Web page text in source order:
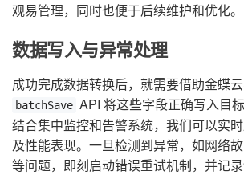
观易管理，同时也便于后续维护和优化。
数据写入与异常处理
成功完成数据转换后，就需要借助金蝶
batchSave API 将这些字段正确写入目
结合集中监控和告警系统，我们可以实
及性能表现。一旦检测到异常，如网络
等问题，即刻启动错误重试机制，并记